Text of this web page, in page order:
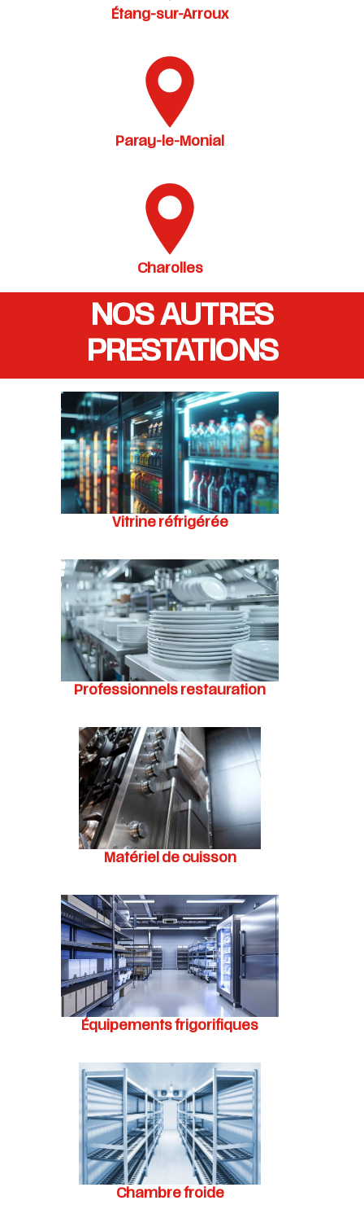
Étang-sur-Arroux
Paray-le-Monial
Charolles
NOS AUTRES
PRESTATIONS
Vitrine réfrigérée
Professionnels restauration
Matériel de cuisson
Équipements frigorifiques
Chambre froide